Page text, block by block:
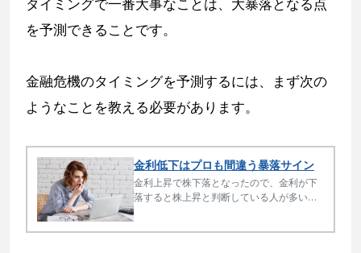
タイミングで一番大事なことは、大暴落となる点
を予測できることです。
金融危機のタイミングを予測するには、まず次の
ようなことを教える必要があります。
金利低下はプロも間違う暴落サイン
金利上昇で株下落となったので、金利が下
落すると株上昇と判断している人が多いで